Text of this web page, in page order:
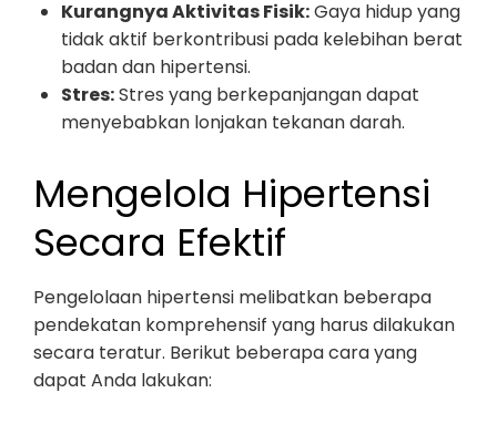
Kurangnya Aktivitas Fisik:Gaya hidup yang
tidak aktif berkontribusi pada kelebihan berat
badan dan hipertensi.
Stres:Stres yang berkepanjangan dapat
menyebabkan lonjakan tekanan darah.
Mengelola Hipertensi
Secara Efektif
Pengelolaan hipertensi melibatkan beberapa
pendekatan komprehensif yang harus dilakukan
secara teratur. Berikut beberapa cara yang
dapat Anda lakukan: